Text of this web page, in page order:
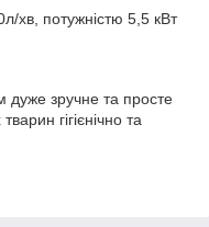
хв, потужністю 5,5 кВт
зручне та просте
гігієнічно та